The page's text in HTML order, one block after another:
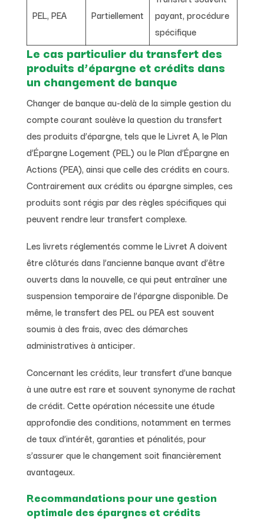
PEL, PEA Partiellement
payant, procédure
spécifique
Le cas particulier du transfert des
produits d’épargne et crédits dans
un changement de banque
Changer de banque au-delà de la simple gestion du
compte courant soulève la question du transfert
des produits d’épargne, tels que le Livret A, le Plan
d’Épargne Logement (PEL) ou le Plan d’Épargne en
Actions (PEA), ainsi que celle des crédits en cours.
Contrairement aux crédits ou épargne simples, ces
produits sont régis par des règles spécifiques qui
peuvent rendre leur transfert complexe.
Les livrets réglementés comme le Livret A doivent
être clôturés dans l’ancienne banque avant d’être
ouverts dans la nouvelle, ce qui peut entraîner une
suspension temporaire de l’épargne disponible. De
même, le transfert des PEL ou PEA est souvent
soumis à des frais, avec des démarches
administratives à anticiper.
Concernant les crédits, leur transfert d’une banque
à une autre est rare et souvent synonyme de rachat
de crédit. Cette opération nécessite une étude
approfondie des conditions, notamment en termes
de taux d’intérêt, garanties et pénalités, pour
s’assurer que le changement soit financièrement
avantageux.
Recommandations pour une gestion
optimale des épargnes et crédits